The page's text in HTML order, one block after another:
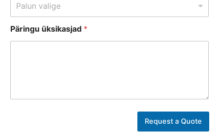
k
a
Palun valige
Päringu üksikasjad *
Request a Quote